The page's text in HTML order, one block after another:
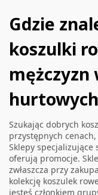
Gdzie
koszulki
mężczyzn
hurtowych
Szukając dobrych
przystępnych
Sklepy specjalizujące
oferują promocje.
zwłaszcza przy
kolekcję koszulek
jesteś członkiem